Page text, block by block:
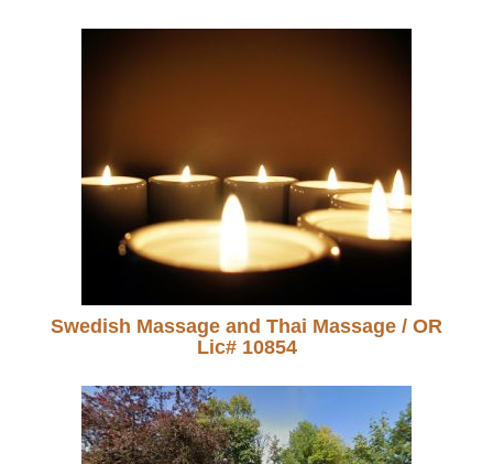
Swedish Massage and Thai Massage / OR
Lic# 10854